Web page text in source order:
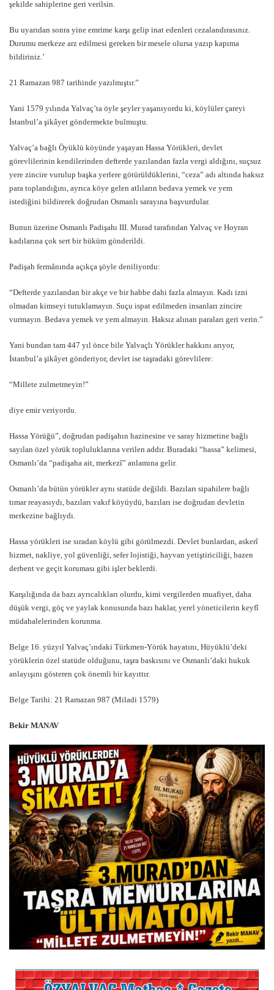
şekilde sahiplerine geri verilsin.
Bu uyarıdan sonra yine emrime karşı gelip inat edenleri cezalandırasınız.
Durumu merkeze arz edilmesi gereken bir mesele olursa yazıp kapıma
bildiriniz.’
21 Ramazan 987 tarihinde yazılmıştır.”
Yani 1579 yılında Yalvaç’ta öyle şeyler yaşanıyordu ki, köylüler çareyi
İstanbul’a şikâyet göndermekte bulmuştu.
Yalvaç’a bağlı Öyüklü köyünde yaşayan Hassa Yörükleri, devlet
görevlilerinin kendilerinden defterde yazılandan fazla vergi aldığını, suçsuz
yere zincire vurulup başka yerlere götürüldüklerini, “ceza” adı altında haksız
para toplandığını, ayrıca köye gelen atlıların bedava yemek ve yem
istediğini bildirerek doğrudan Osmanlı sarayına başvurdular.
Bunun üzerine Osmanlı Padişahı III. Murad tarafından Yalvaç ve Hoyran
kadılarına çok sert bir hüküm gönderildi.
Padişah fermânında açıkça şöyle deniliyordu:
“Defterde yazılandan bir akçe ve bir habbe dahi fazla almayın. Kadı izni
olmadan kimseyi tutuklamayın. Suçu ispat edilmeden insanları zincire
vurmayın. Bedava yemek ve yem almayın. Haksız alınan paraları geri verin.”
Yani bundan tam 447 yıl önce bile Yalvaçlı Yörükler hakkını arıyor,
İstanbul’a şikâyet gönderiyor, devlet ise taşradaki görevlilere:
“Millete zulmetmeyin!”
diye emir veriyordu.
Hassa Yörüğü”, doğrudan padişahın hazinesine ve saray hizmetine bağlı
sayılan özel yörük topluluklarına verilen addır. Buradaki “hassa” kelimesi,
Osmanlı’da “padişaha ait, merkezî” anlamına gelir.
Osmanlı’da bütün yörükler aynı statüde değildi. Bazıları sipahilere bağlı
tımar reayasıydı, bazıları vakıf köyüydü, bazıları ise doğrudan devletin
merkezine bağlıydı.
Hassa yörükleri ise sıradan köylü gibi görülmezdi. Devlet bunlardan, askerî
hizmet, nakliye, yol güvenliği, sefer lojistiği, hayvan yetiştiriciliği, bazen
derbent ve geçit koruması gibi işler beklerdi.
Karşılığında da bazı ayrıcalıkları olurdu, kimi vergilerden muafiyet, daha
düşük vergi, göç ve yaylak konusunda bazı haklar, yerel yöneticilerin keyfî
müdahalelerinden korunma.
Belge 16. yüzyıl Yalvaç’ındaki Türkmen-Yörük hayatını, Hüyüklü’deki
yörüklerin özel statüde olduğunu, taşra baskısını ve Osmanlı’daki hukuk
anlayışını gösteren çok önemli bir kayıttır.
Belge Tarihi: 21 Ramazan 987 (Miladi 1579)
Bekir MANAV